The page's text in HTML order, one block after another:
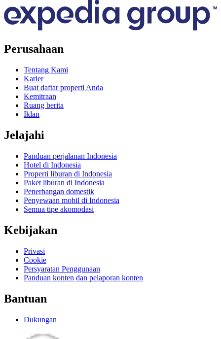
Perusahaan
Tentang Kami
Karier
Buat daftar properti Anda
Kemitraan
Ruang berita
Iklan
Jelajahi
Panduan perjalanan Indonesia
Hotel di Indonesia
Properti liburan di Indonesia
Paket liburan di Indonesia
Penerbangan domestik
Penyewaan mobil di Indonesia
Semua tipe akomodasi
Kebijakan
Privasi
Cookie
Persyaratan Penggunaan
Panduan konten dan pelaporan konten
Bantuan
Dukungan